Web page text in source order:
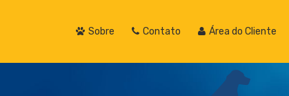
Sobre Contato Área do Cliente